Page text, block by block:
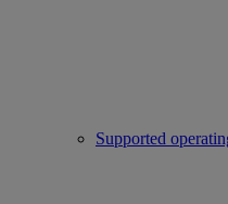
Supported